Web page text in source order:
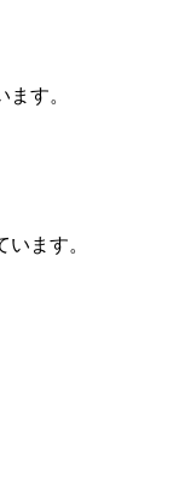
す。
ます。